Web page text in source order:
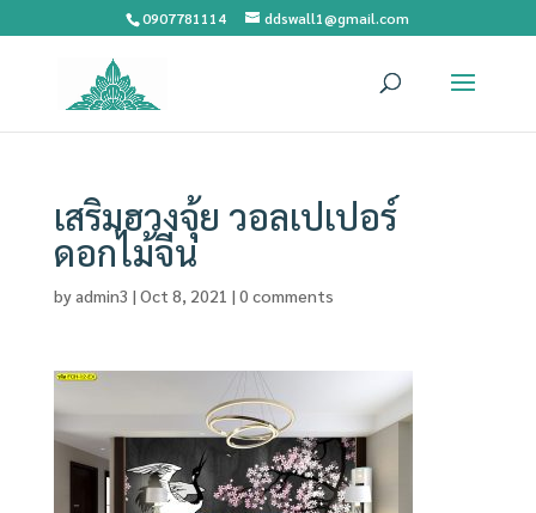
0907781114 ddswall1@gmail.com
เสริมฮวงจุ้ย วอลเปเปอร์
ดอกไม้จีน
byadmin3 | Oct 8, 2021 | 0 comments